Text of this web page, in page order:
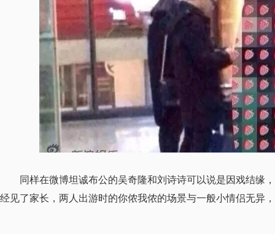
同样在微博坦诚布公的吴奇隆和刘诗诗可以说是因戏结缘
经见了家长，两人出游时的你侬我侬的场景与一般小情侣无异